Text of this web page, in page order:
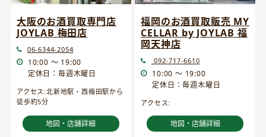
大阪のお酒買取専門店
JOYLAB 梅田店
06-6344-2054
10:00 ～ 19:00
定休日：毎週木曜日
アクセス:北新地駅・西梅田駅から
徒歩約5分
地図・店舗詳細
福岡のお酒買取販売 MY
CELLAR by JOYLAB 福
岡天神店
092-717-6610
10:00 ～ 19:00
定休日：毎週木曜日
アクセス:
地図・店舗詳細